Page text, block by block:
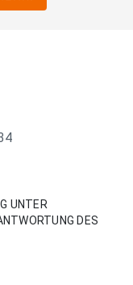
UNTER
DES